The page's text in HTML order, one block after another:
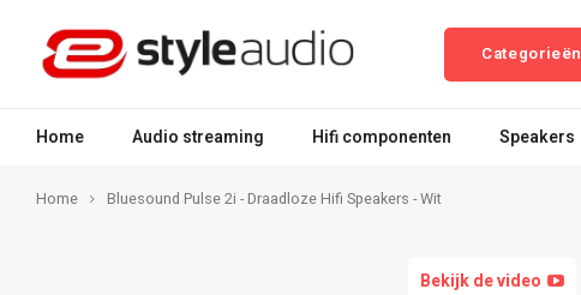
Categorieën
Home Audio streaming Hifi componenten Speakers
Home Bluesound Pulse 2i - Draadloze Hifi Speakers - Wit
Bekijk de video